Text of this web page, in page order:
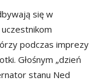
się w
podczas imprezy
Głośnym „dzień
stanu Ned